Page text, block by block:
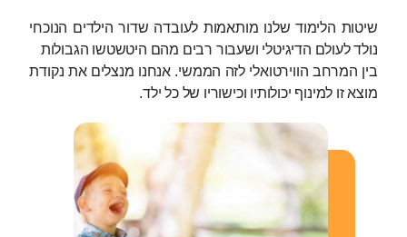
שיטות הלימוד שלנו מותאמות לעובדה שדור הילדים הנוכחי
נולד לעולם הדיגיטלי ושעבור רבים מהם היטשטשו הגבולות
בין המרחב הווירטואלי לזה הממשי. אנחנו מנצלים את נקודת
מוצא זו למינוף יכולותיו וכישוריו של כל ילד.